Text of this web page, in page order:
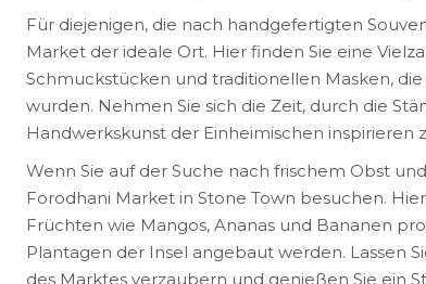
Für diejenigen, die nach handgefertigten
Market der ideale Ort. Hier finden Sie eine
Schmuckstücken und traditionellen Masken,
wurden. Nehmen Sie sich die Zeit, durch die
Handwerkskunst der Einheimischen inspirieren
Wenn Sie auf der Suche nach frischem Obst
Forodhani Market in Stone Town besuchen.
Früchten wie Mangos, Ananas und Bananen
Plantagen der Insel angebaut werden. Lassen
des Marktes verzaubern und genießen Sie ein